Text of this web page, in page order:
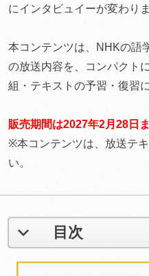
にインタビュイーが変わりま
本コンテンツは、NHKの語
の放送内容を、コンパクト
組・テキストの予習・復習
販売期間は2027年2月28日ま
※本コンテンツは、放送テ
い。
目次